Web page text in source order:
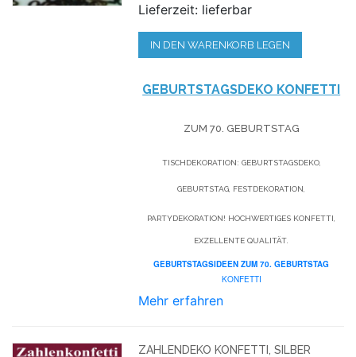
Lieferzeit: lieferbar
IN DEN WARENKORB LEGEN
GEBURTSTAGSDEKO KONFETTI
ZUM 70. GEBURTSTAG
TISCHDEKORATION: GEBURTSTAGSDEKO,
GEBURTSTAG, FESTDEKORATION,
PARTYDEKORATION! HOCHWERTIGES KONFETTI,
EXZELLENTE QUALITÄT.
GEBURTSTAGSIDEEN ZUM 70. GEBURTSTAG
KONFETTI
Mehr erfahren
ZAHLENDEKO KONFETTI, SILBER